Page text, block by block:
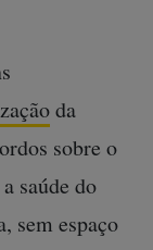
da
sobre o
saúde do
sem espaço